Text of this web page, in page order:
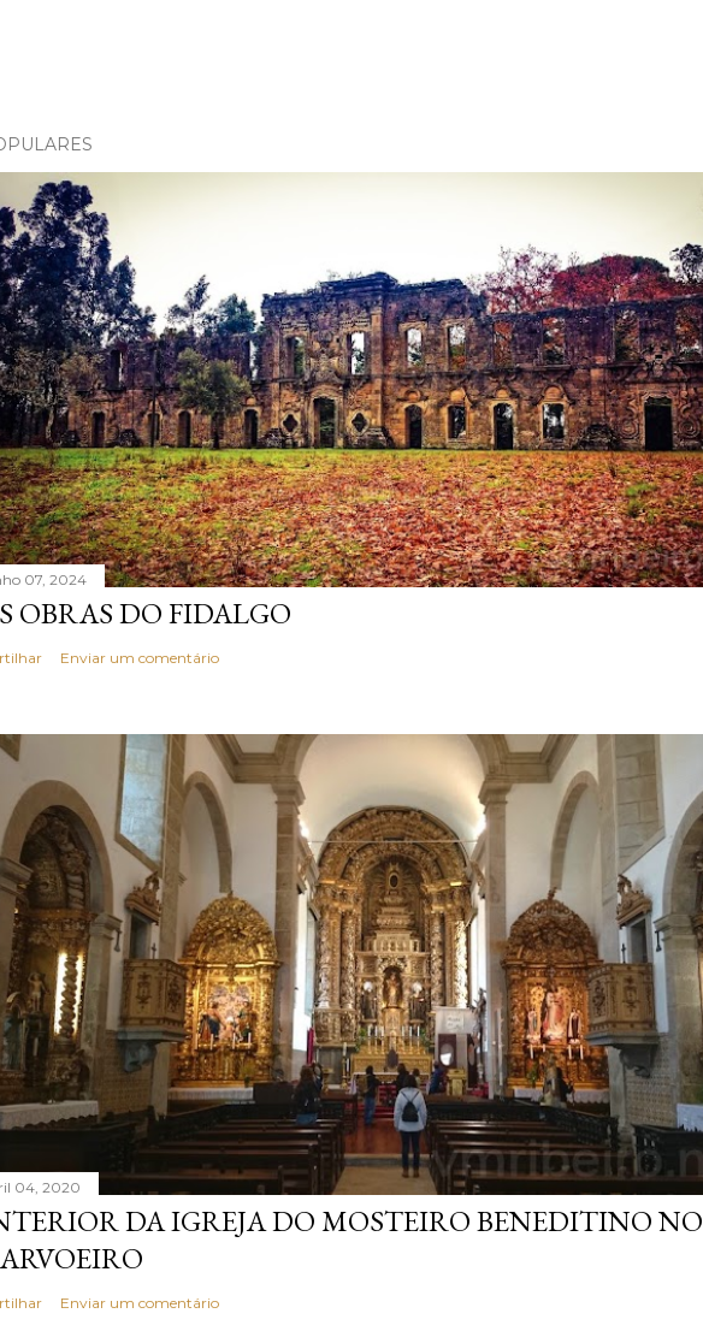
07, 2024
OBRAS DO FIDALGO
Enviar um comentário
04, 2020
DA IGREJA DO MOSTEIRO BENEDITINO NO
Enviar um comentário